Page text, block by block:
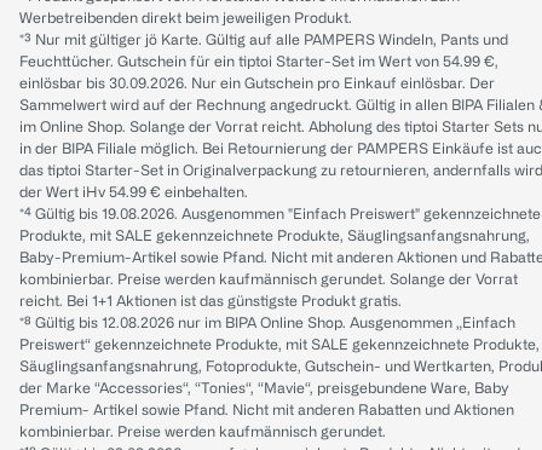
Werbetreibenden direkt beim jeweiligen Produkt.
*³ Nur mit gültiger jö Karte. Gültig auf alle PAMPERS Windeln, Pants und
Feuchttücher. Gutschein für ein tiptoi Starter-Set im Wert von 54.99 €,
einlösbar bis 30.09.2026. Nur ein Gutschein pro Einkauf einlösbar. Der
Sammelwert wird auf der Rechnung angedruckt. Gültig in allen BIPA Filialen
im Online Shop. Solange der Vorrat reicht. Abholung des tiptoi Starter Sets
in der BIPA Filiale möglich. Bei Retournierung der PAMPERS Einkäufe ist
das tiptoi Starter-Set in Originalverpackung zu retournieren, andernfalls wird
der Wert iHv 54.99 € einbehalten.
*⁴ Gültig bis 19.08.2026. Ausgenommen "Einfach Preiswert" gekennzeichnete
Produkte, mit SALE gekennzeichnete Produkte, Säuglingsanfangsnahrung,
Baby-Premium-Artikel sowie Pfand. Nicht mit anderen Aktionen und
kombinierbar. Preise werden kaufmännisch gerundet. Solange der Vorrat
reicht. Bei 1+1 Aktionen ist das günstigste Produkt gratis.
*⁸ Gültig bis 12.08.2026 nur im BIPA Online Shop. Ausgenommen „Einfach
Preiswert“ gekennzeichnete Produkte, mit SALE gekennzeichnete Produkte,
Säuglingsanfangsnahrung, Fotoprodukte, Gutschein- und Wertkarten,
der Marke “Accessories“, “Tonies“, “Mavie“, preisgebundene Ware, Baby
Premium- Artikel sowie Pfand. Nicht mit anderen Rabatten und Aktionen
kombinierbar. Preise werden kaufmännisch gerundet.